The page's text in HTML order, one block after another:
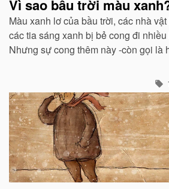
Vì sao bầu trời màu
Màu xanh lơ của bầu trời, các nhà
các tia sáng xanh bị bẻ cong đi
Nhưng sự cong thêm này -còn gọi là